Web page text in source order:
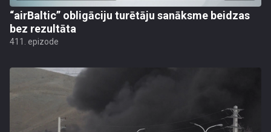
“airBaltic” obligāciju turētāju sanāksme beidzas
bez rezultāta
411. epizode